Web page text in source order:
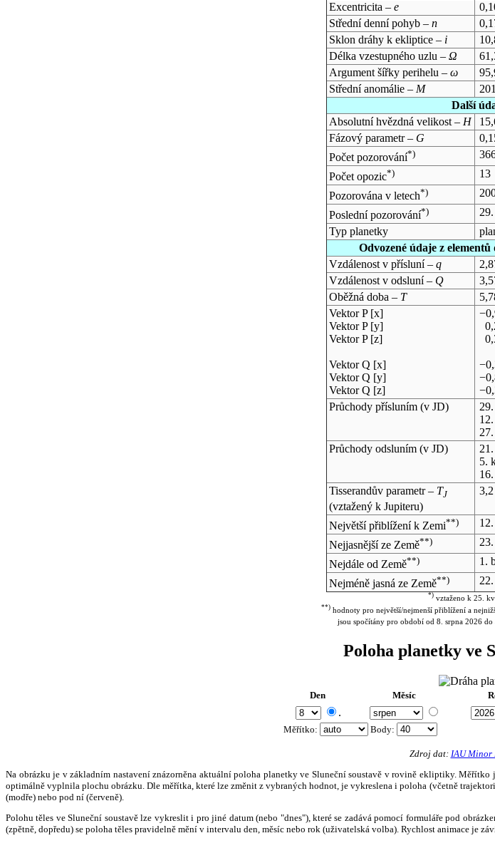
Excentricita – e
Střední denní pohyb – n
Sklon dráhy k ekliptice – i
Délka vzestupného uzlu – Ω
Argument šířky perihelu – ω
Střední anomálie – M
Další
Absolutní hvězdná velikost – H
Fázový parametr – G
Počet pozorování*)
Počet opozic*)
13
Pozorována v letech*)
Poslední pozorování*)
Typ planetky
Odvozené údaje z
Vzdálenost v přísluní – q
Vzdálenost v odsluní – Q
Oběžná doba – T
Vektor P [x]
Vektor P [y]
Vektor P [z]
Vektor Q [x]
Vektor Q [y]
Vektor Q [z]
Průchody přísluním (v JD)
Průchody odsluním (v JD)
5.
Tisserandův parametr – TJ
(vztažený k Jupiteru)
3,2
Největší přiblížení k Zemi**)
Nejjasnější ze Země**)
Nejdále od Země**) 1.
Nejméně jasná ze Země**)
*)vztaženo k 25.
**) hodnoty pro největší/nejmenší přiblížení a
jsou spočítány pro období od 8. srpna 2026 do
Poloha planetky ve
Den Měsíc
.
Měřítko: Body:
Zdroj dat: IAU Minor
Na obrázku je v základním nastavení znázorněna aktuální poloha planetky ve Sluneční soustavě v rovině ekliptiky.
optimálně vyplnila plochu obrázku. Dle měřítka, které lze změnit z vybraných hodnot, je vykreslena i poloha (včetně
(modře) nebo pod ní (červeně).
Polohu těles ve Sluneční soustavě lze vykreslit i pro jiné datum (nebo "dnes"), které se zadává pomocí formuláře pod
(zpětně, dopředu) se poloha těles pravidelně mění v intervalu den, měsíc nebo rok (uživatelská volba). Rychlost animace je